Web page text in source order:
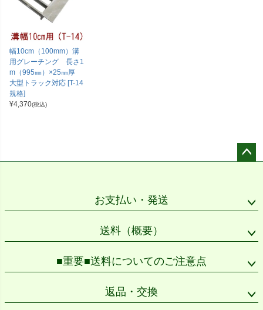
幅10cm（100mm）溝
用グレーチング 長さ1
m（995㎜）×25㎜厚
大型トラック対応 [T-14
規格]
¥4,370(税込)
お支払い・発送
送料（概要）
■重要■送料についてのご注意点
返品・交換